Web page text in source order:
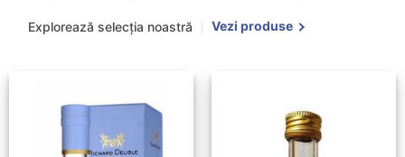
Explorează selecția noastră Vezi produse